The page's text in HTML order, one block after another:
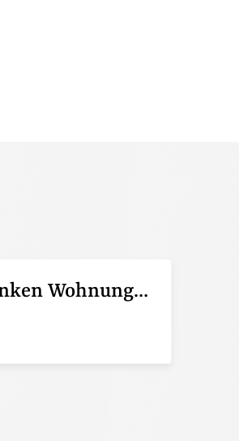
Pendeln lohnt sich: So stark sinken Wohnungspreise im Umland